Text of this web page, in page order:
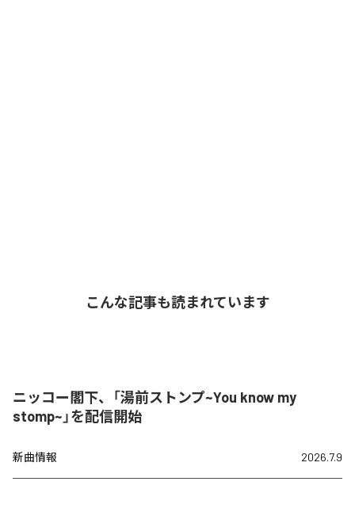
こんな記事も読まれています
ニッコー閣下、「湯前ストンプ~You know my
stomp~」を配信開始
新曲情報 2026.7.9